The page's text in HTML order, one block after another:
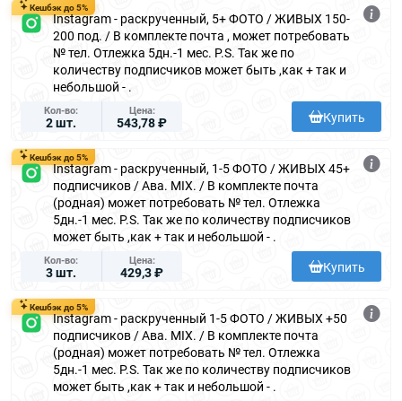
Кешбэк до 5%
Instagram - раскрученный, 5+ ФОТО / ЖИВЫХ 150-
200 под. / В комплекте почта , может потребовать
№ тел. Отлежка 5дн.-1 мес. P.S. Так же по
количеству подписчиков может быть ,как + так и
небольшой - .
Кол-во
2 шт.
Цена
543,78 ₽ Купить
Кешбэк до 5%
Instagram - раскрученный, 1-5 ФОТО / ЖИВЫХ 45+
подписчиков / Ава. MIX. / В комплекте почта
(родная) может потребовать № тел. Отлежка
5дн.-1 мес. P.S. Так же по количеству подписчиков
может быть ,как + так и небольшой - .
Кол-во
3 шт.
Цена
429,3 ₽ Купить
Кешбэк до 5%
Instagram - раскрученный 1-5 ФОТО / ЖИВЫХ +50
подписчиков / Ава. MIX. / В комплекте почта
(родная) может потребовать № тел. Отлежка
5дн.-1 мес. P.S. Так же по количеству подписчиков
может быть ,как + так и небольшой - .